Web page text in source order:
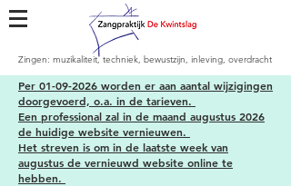
Zingen: muzikaliteit, techniek, bewustzijn, inleving, overdracht
​Per 01-09-2026 worden er aan aantal wijzigingen
doorgevoerd, o.a. in de tarieven.
Een professional zal in de maand augustus 2026
de huidige website vernieuwen.
Het streven is om in de laatste week van
augustus de vernieuwd website online te
hebben.